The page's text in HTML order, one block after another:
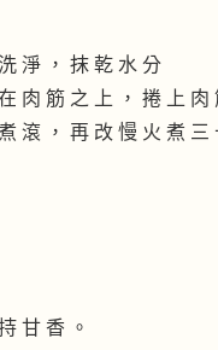
淨 ， 抹 乾 水 分
肉 筋 之 上 ， 捲 上
滾 ， 再 改 慢 火 煮 三
甘 香 。